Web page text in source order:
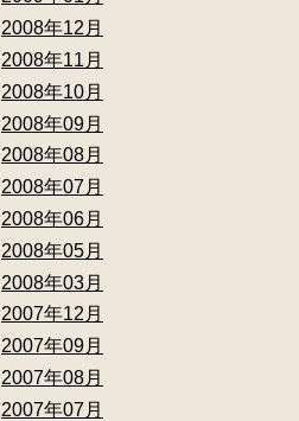
2008年12月
2008年11月
2008年10月
2008年09月
2008年08月
2008年07月
2008年06月
2008年05月
2008年03月
2007年12月
2007年09月
2007年08月
2007年07月